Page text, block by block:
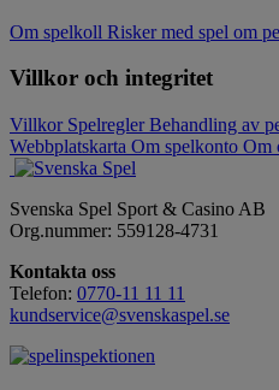
Om spelkoll Risker med spel om
Villkor och integritet
Villkor SpelreglerBehandling av
Webbplatskarta Om spelkonto Om
Svenska Spel Sport & Casino AB
Org.nummer: 559128-4731
Kontakta oss
Telefon: 0770-11 11 11
kundservice@svenskaspel.se